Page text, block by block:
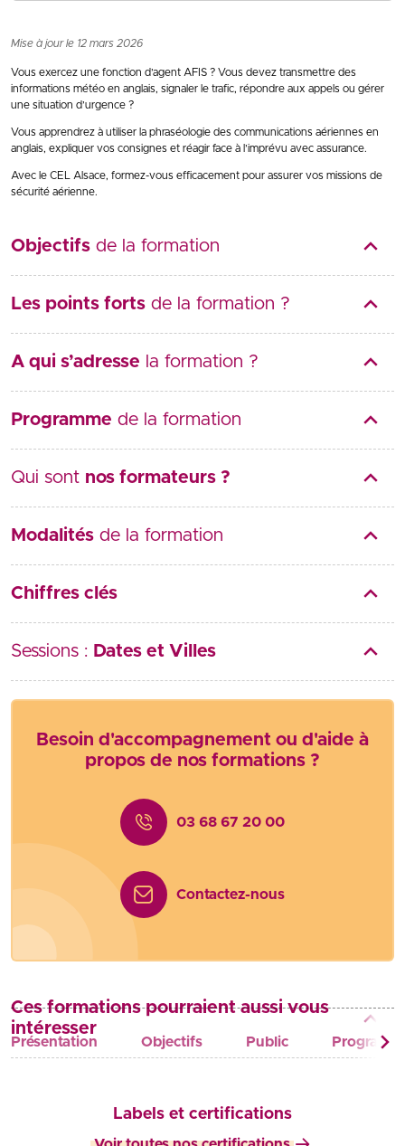
Présentation Objectifs Public
Mise à jour le 12 mars 2026
Vous exercez une fonction d’agent AFIS ? Vous devez transmettre des
informations météo en anglais, signaler le trafic, répondre aux appels ou gérer
une situation d’urgence ?
Vous apprendrez à utiliser la phraséologie des communications aériennes en
anglais, expliquer vos consignes et réagir face à l’imprévu avec assurance.
Avec le CEL Alsace, formez-vous efficacement pour assurer vos missions de
sécurité aérienne.
Objectifs de la formation
Les points forts de la formation ?
A qui s’adresse la formation ?
Programme de la formation
Qui sont nos formateurs ?
Modalités de la formation
Chiffres clés
Sessions : Dates et Villes
Besoin d'accompagnement ou d'aide à
propos de nos formations ?
03 68 67 20 00
Contactez-nous
Ces formations pourraient aussi vous
intéresser
Labels et certifications